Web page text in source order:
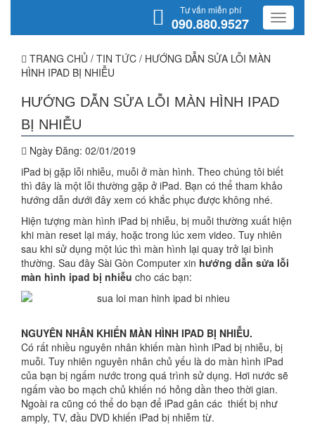
Tư vấn miễn phí
090.880.9527
TRANG CHỦ / TIN TỨC / HƯỚNG DẪN SỬA LỖI MÀN
HÌNH IPAD BỊ NHIỄU
HƯỚNG DẪN SỬA LỖI MÀN HÌNH IPAD
BỊ NHIỄU
Ngày Đăng: 02/01/2019
iPad bị gặp lỗi nhiễu, muỗi ở màn hình. Theo chúng tôi biết
thì đây là một lỗi thường gặp ở iPad. Bạn có thể tham khảo
hướng dẫn dưới đây xem có khắc phục được không nhé.
Hiện tượng màn hình iPad bị nhiễu, bị muỗi thường xuất hiện
khi màn reset lại máy, hoặc trong lúc xem video. Tuy nhiên
sau khi sử dụng một lúc thì màn hình lại quay trở lại bình
thường. Sau đây Sài Gòn Computer xin hướng dẫn sửa lỗi
màn hình ipad bị nhiễu cho các bạn:
NGUYÊN NHÂN KHIẾN MÀN HÌNH IPAD BỊ NHIỄU.
Có rất nhiều nguyên nhân khiến màn hình iPad bị nhiễu, bị
muỗi. Tuy nhiên nguyên nhân chủ yếu là do màn hình iPad
của bạn bị ngấm nước trong quá trình sử dụng. Hơi nước sẽ
ngấm vào bo mạch chủ khiến nó hỏng dần theo thời gian.
Ngoài ra cũng có thể do bạn để iPad gân các thiết bị như
amply, TV, đầu DVD khiến iPad bị nhiễm từ.